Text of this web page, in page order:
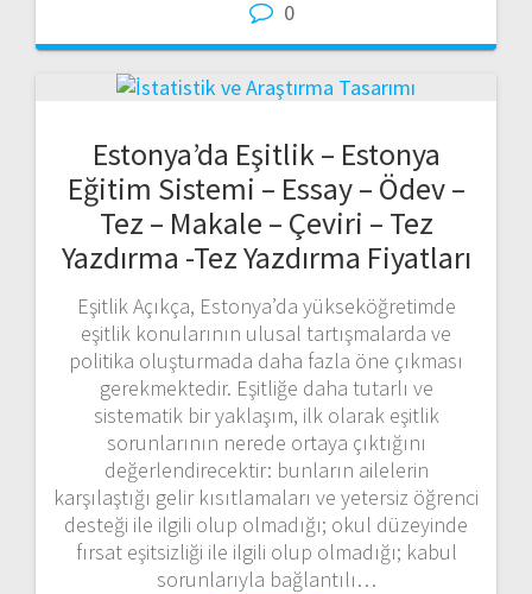
0
Estonya’da Eşitlik – Estonya
Eğitim Sistemi – Essay – Ödev –
Tez – Makale – Çeviri – Tez
Yazdırma -Tez Yazdırma Fiyatları
Eşitlik Açıkça, Estonya’da yükseköğretimde
eşitlik konularının ulusal tartışmalarda ve
politika oluşturmada daha fazla öne çıkması
gerekmektedir. Eşitliğe daha tutarlı ve
sistematik bir yaklaşım, ilk olarak eşitlik
sorunlarının nerede ortaya çıktığını
değerlendirecektir: bunların ailelerin
karşılaştığı gelir kısıtlamaları ve yetersiz öğrenci
desteği ile ilgili olup olmadığı; okul düzeyinde
fırsat eşitsizliği ile ilgili olup olmadığı; kabul
sorunlarıyla bağlantılı…